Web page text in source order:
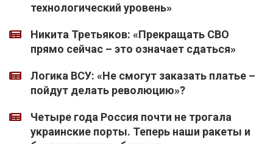
технологический уровень»
Никита Третьяков: «Прекращать СВО
прямо сейчас – это означает сдаться»
Логика ВСУ: «Не смогут заказать платье –
пойдут делать революцию»?
Четыре года Россия почти не трогала
украинские порты. Теперь наши ракеты и